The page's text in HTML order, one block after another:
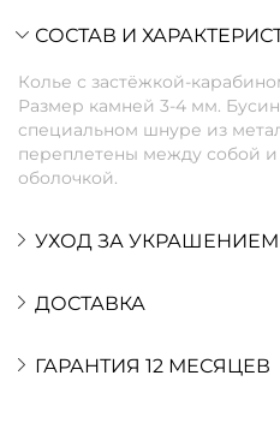
СОСТАВ И
Колье с застёжкой-
Размер камней 3-4 мм.
специальном шнуре из
переплетены между собой
оболочкой.
УХОД ЗА УКРАШЕНИЕМ
ДОСТАВКА
ГАРАНТИЯ 12 МЕСЯЦЕВ